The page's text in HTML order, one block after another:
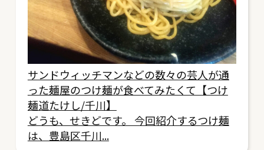
サンドウィッチマンなどの数々の芸人が通
った麺屋のつけ麺が食べてみたくて【つけ
麺道たけし/千川】
どうも、せきどです。 今回紹介するつけ麺
は、豊島区千川...